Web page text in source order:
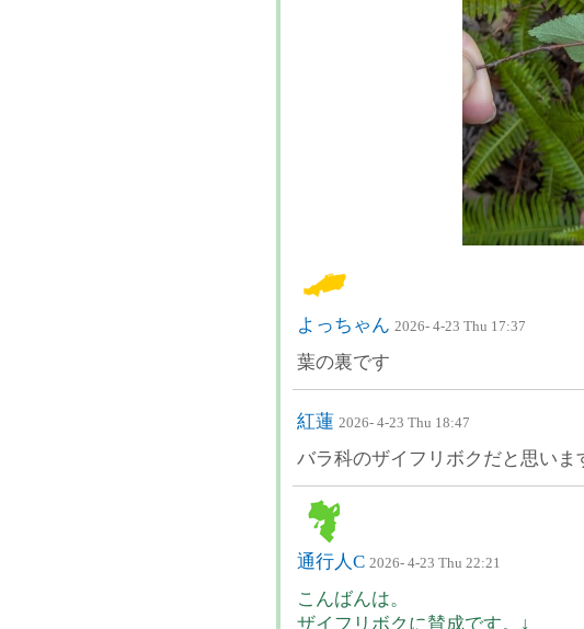
よっちゃん 2026- 4-23 Thu 17:37
葉の裏です
紅蓮 2026- 4-23 Thu 18:47
バラ科のザイフリボクだと思いま
通行人C 2026- 4-23 Thu 22:21
こんばんは。
ザイフリボクに賛成です。↓